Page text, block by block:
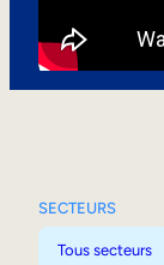
SECTEURS
Tous secteurs